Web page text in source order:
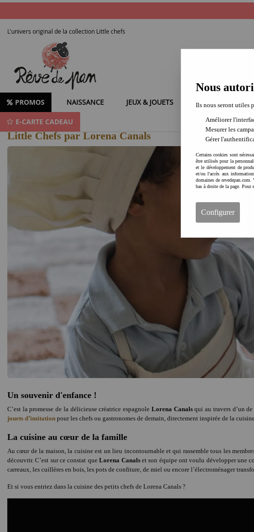
L'univers original de la collection Little chefs
PROMOS NAISSANCE JEUX & JOUETS LOISIRS CREATIFS
E-CARTE CADEAU
Jouer et décorer - Lorena Canals
Little Chefs par Lorena Canals
Un souvenir d'enfance !
C’est la promesse de la délicieuse créatrice espagnole Lorena Canalsqui au travers d’un
jouets d’imitation pour les chefs ou gastronomes de demain, directement inspirée de la
La cuisine au cœur de la famille
Au cœur de la maison, la cuisine est un lieu incontournable et qui rassemble tous les
découvrir. C’est sur ce constat queLorena Canalset son équipe ont voulu développer une
carreaux, les cuillères en bois, les pots de confiture, de miel ou encore l’électroménager
Et si vous entriez dans la cuisine des petits chefs de Lorena Canals ?
Nous
Ils nous seront utiles
Améliorer
Mesurer les
Gérer
Certains cookies sont
être utilisés pour la
et le développement de
et/ou l'accès aux
domaines de
bas à droite de la page. Pour
Configurer